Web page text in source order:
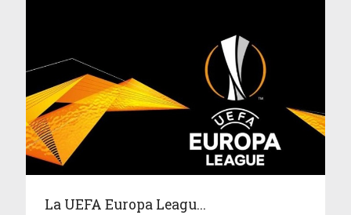
La UEFA Europa Leagu...